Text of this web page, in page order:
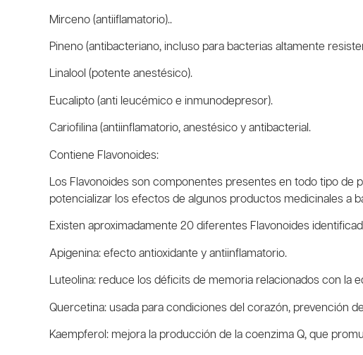
Mirceno (antiiflamatorio)..
Pineno (antibacteriano, incluso para bacterias altamente
Linalool (potente anestésico).
Eucalipto (anti leucémico e inmunodepresor).
Cariofilina (antiinflamatorio, anestésico y antibacterial.
Contiene Flavonoides:
Los Flavonoides son componentes presentes en todo tipo de
potencializar los efectos de algunos productos medicinales a
Existen aproximadamente 20 diferentes Flavonoides
Apigenina: efecto antioxidante y antiinflamatorio.
Luteolina: reduce los déficits de memoria relacionados con la
Quercetina: usada para condiciones del corazón, prevención
Kaempferol: mejora la producción de la coenzima Q, que